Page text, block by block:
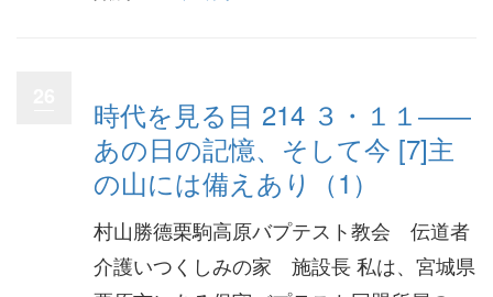
時代を見る目 214 ３・１１――
あの日の記憶、そして今 [7]主
の山には備えあり（1）
村山勝德栗駒高原バプテスト教会 伝道者
介護いつくしみの家 施設長 私は、宮城県